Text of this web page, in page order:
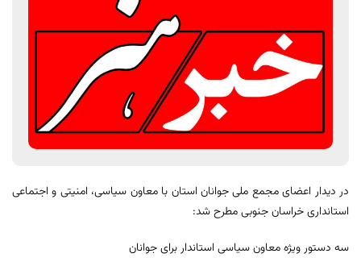
در دیدار اعضای مجمع ملی جوانان استان با معاون سیاسی، امنیتی و اجتماعی
استانداری خراسان جنوبی مطرح شد:
سه دستور ویژه معاون سیاسی استاندار برای جوانان